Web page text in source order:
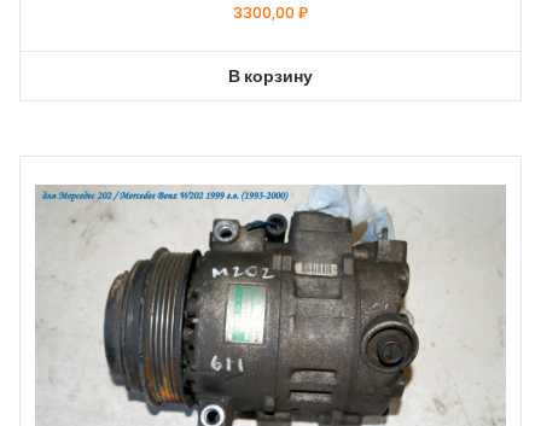
3300,00₽
В корзину